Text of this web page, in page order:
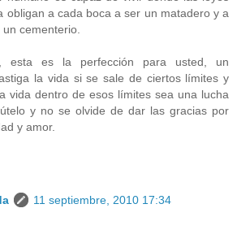
obligan a cada boca a ser un matadero y a
cementerio.
esta es la perfección para usted, un
la vida si se sale de ciertos límites y
vida dentro de esos límites sea una lucha
y no se olvide de dar las gracias por
y amor.
11 septiembre, 2010 17:34